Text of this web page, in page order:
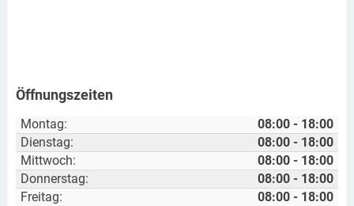
Öffnungszeiten
Montag:
08:00 - 18:00
Dienstag:
08:00 - 18:00
Mittwoch:
08:00 - 18:00
Donnerstag:
08:00 - 18:00
Freitag:
08:00 - 18:00